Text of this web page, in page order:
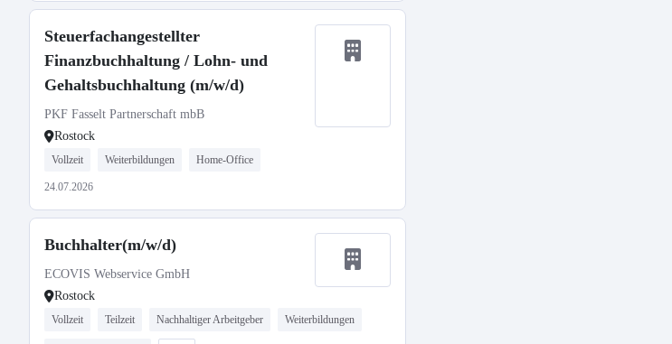
Steuerfachangestellter
Finanzbuchhaltung / Lohn- und
Gehaltsbuchhaltung (m/w/d)
PKF Fasselt Partnerschaft mbB
Rostock
Vollzeit Weiterbildungen Home-Office
24.07.2026
Buchhalter(m/w/d)
ECOVIS Webservice GmbH
Rostock
Vollzeit Teilzeit Nachhaltiger Arbeitgeber Weiterbildungen